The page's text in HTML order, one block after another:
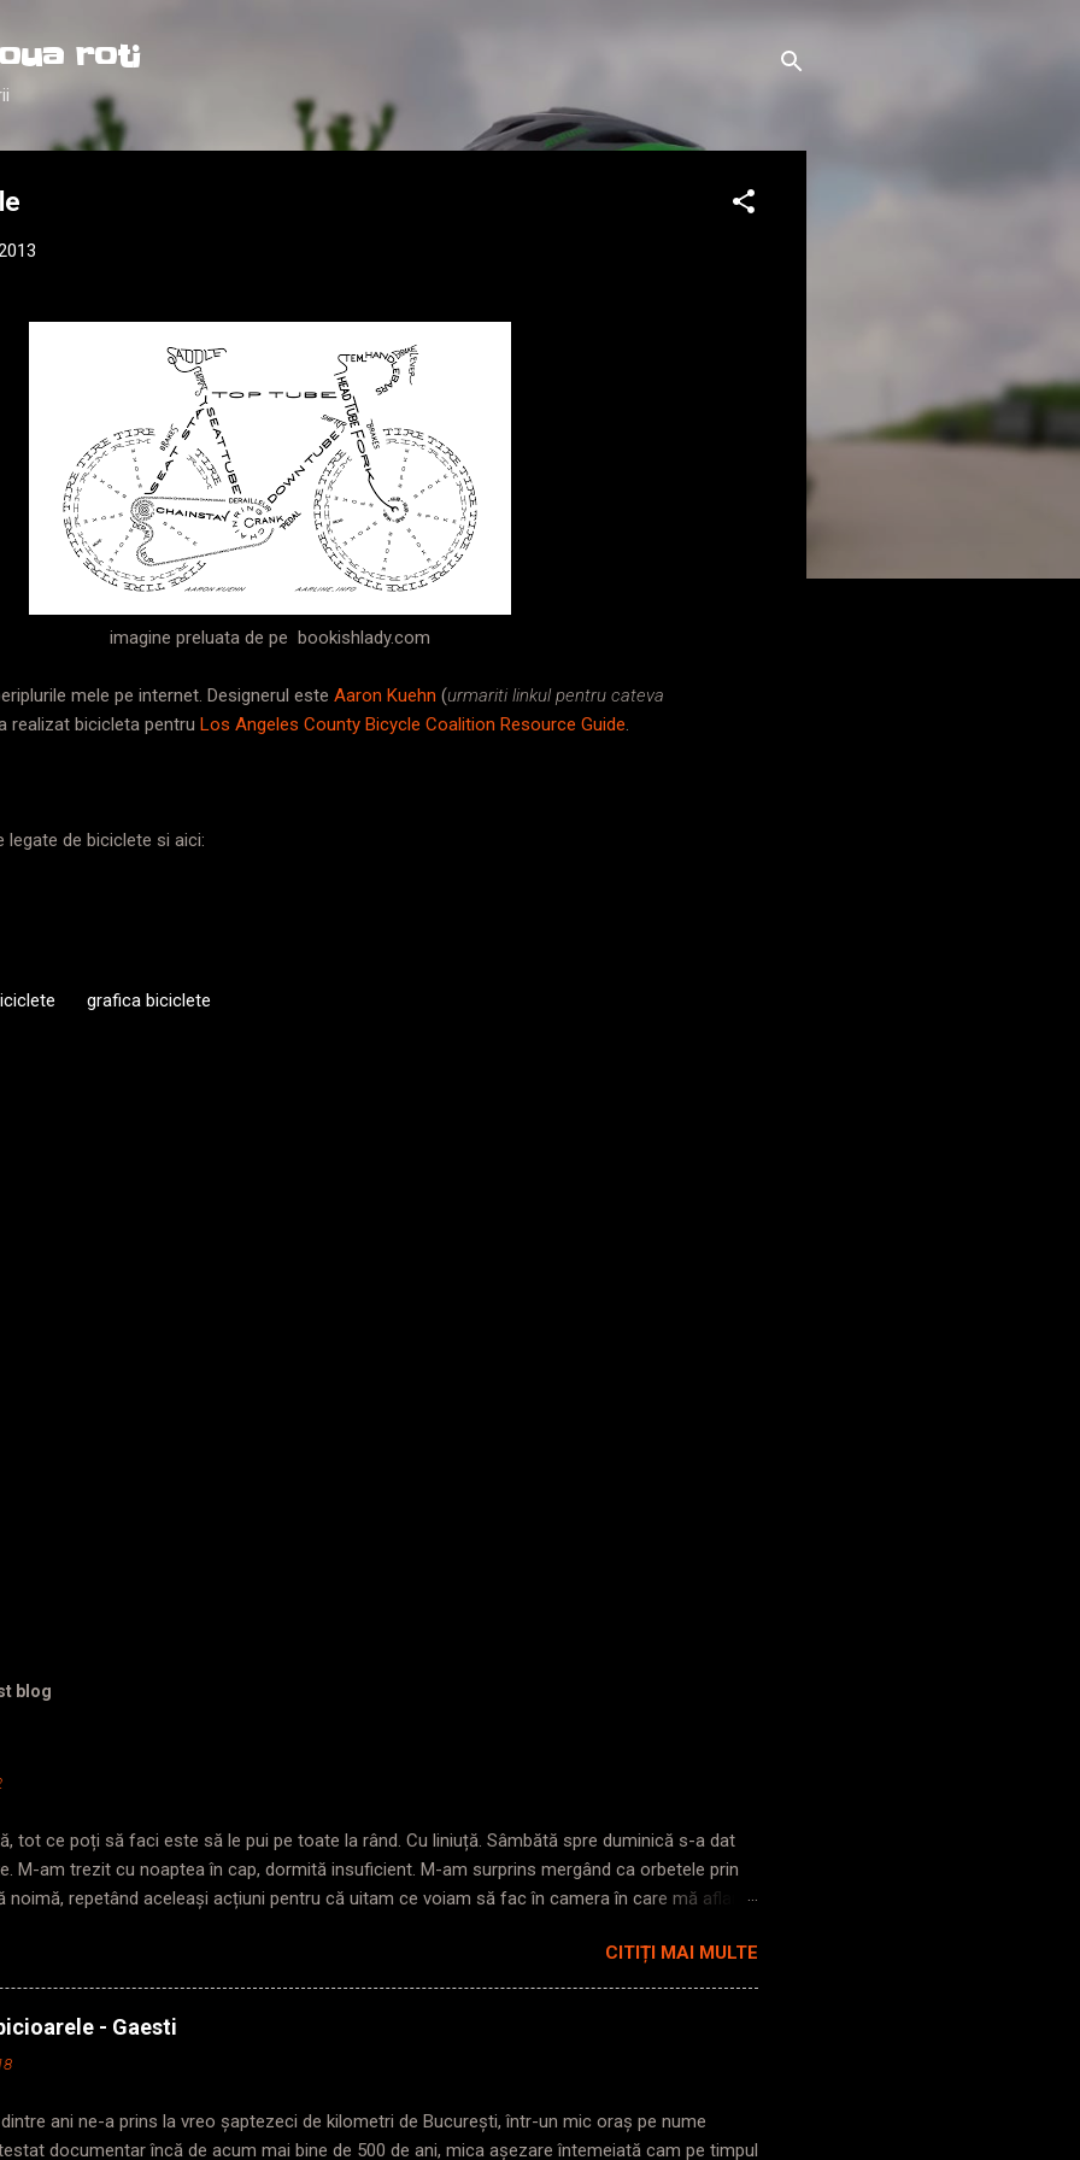
roti
imagine preluata de pe bookishlady.com
mele pe internet. Designerul este Aaron Kuehn (urmariti linkul pentru cateva
realizat bicicleta pentru Los Angeles County Bicycle Coalition Resource Guide
de biciclete si aici:
grafica biciclete
blog
tot ce poți să faci este să le pui pe toate la rând. Cu liniuță. Sâmbătă spre duminică s-a dat
M-am trezit cu noaptea în cap, dormită insuficient. M-am surprins mergând ca orbetele prin
noimă, repetând aceleași acțiuni pentru că uitam ce voiam să fac în camera în care mă aflam,
ajung repede, nu mă agit așa de dimineață, am și timp să mă trezesc până la gară. Cobor
poarta de acces pentru gabarit depășit era închisă. Chinuie-te pe poarta clasică. Intru în
ușă. Mă așez cuminte într-o parte, să nu încurc traficul inexistent. Iese mecanicul din
o figură gravă. Mă cântărește cu privirea și începe: „Domnișoară ( hehe! ), îmi pare rău să vă
să stați la prima ușa în sensul de mers. Că dacă eu plec cu trenul și nu vă văd că ați ieșit
CITIȚI MAI MULTE
- Gaesti
ani ne-a prins la vreo șaptezeci de kilometri de București, într-un mic oraș pe nume
documentar încă de acum mai bine de 500 de ani, mica așezare întemeiată cam pe timpul